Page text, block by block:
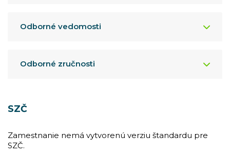
Odborné vedomosti
Odborné zručnosti
SZČ
Zamestnanie nemá vytvorenú verziu štandardu pre
SZČ.